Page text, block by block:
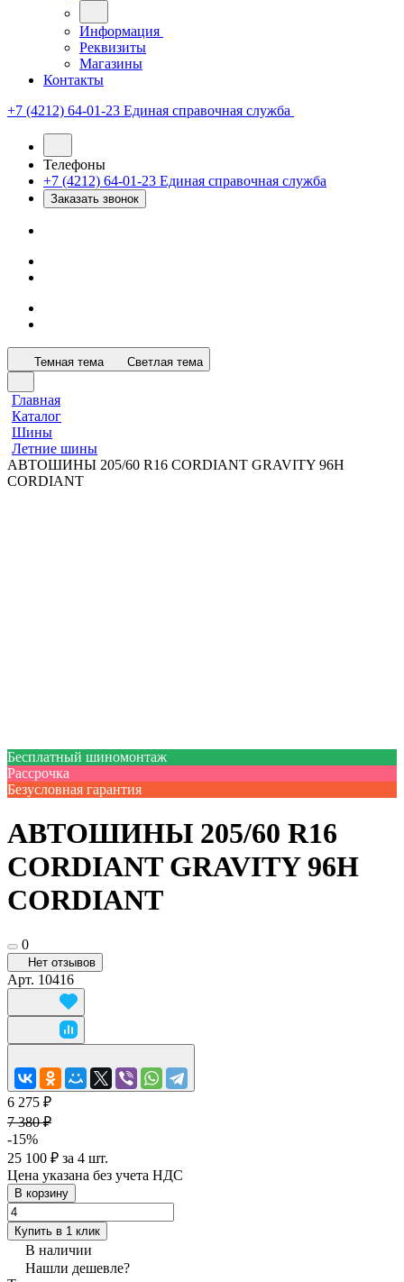
Информация
Реквизиты
Магазины
Контакты
+7 (4212) 64-01-23 Единая справочная служба
Телефоны
+7 (4212) 64-01-23 Единая справочная служба
Заказать звонок
Темная тема Светлая тема
Главная
Каталог
Шины
Летние шины
АВТОШИНЫ 205/60 R16 CORDIANT GRAVITY 96H
CORDIANT
Бесплатный шиномонтаж
Рассрочка
Безусловная гарантия
АВТОШИНЫ 205/60 R16
CORDIANT GRAVITY 96H
CORDIANT
0
Нет отзывов
Арт. 10416
6 275 ₽
7 380 ₽
-15%
25 100 ₽ за 4 шт.
Цена указана без учета НДС
В корзину
Купить в 1 клик
В наличии
Нашли дешевле?